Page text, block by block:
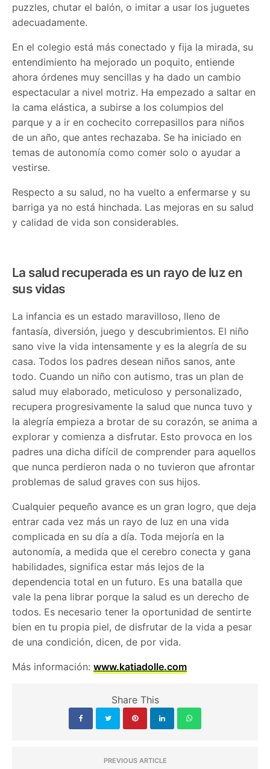
puzzles, chutar el balón, o imitar a usar los juguetes
adecuadamente.
En el colegio está más conectado y fija la mirada, su
entendimiento ha mejorado un poquito, entiende
ahora órdenes muy sencillas y ha dado un cambio
espectacular a nivel motriz. Ha empezado a saltar en
la cama elástica, a subirse a los columpios del
parque y a ir en cochecito correpasillos para niños
de un año, que antes rechazaba. Se ha iniciado en
temas de autonomía como comer solo o ayudar a
vestirse.
Respecto a su salud, no ha vuelto a enfermarse y su
barriga ya no está hinchada. Las mejoras en su salud
y calidad de vida son considerables.
La salud recuperada es un rayo de luz en
sus vidas
La infancia es un estado maravilloso, lleno de
fantasía, diversión, juego y descubrimientos. El niño
sano vive la vida intensamente y es la alegría de su
casa. Todos los padres desean niños sanos, ante
todo. Cuando un niño con autismo, tras un plan de
salud muy elaborado, meticuloso y personalizado,
recupera progresivamente la salud que nunca tuvo y
la alegría empieza a brotar de su corazón, se anima a
explorar y comienza a disfrutar. Esto provoca en los
padres una dicha difícil de comprender para aquellos
que nunca perdieron nada o no tuvieron que afrontar
problemas de salud graves con sus hijos.
Cualquier pequeño avance es un gran logro, que deja
entrar cada vez más un rayo de luz en una vida
complicada en su día a día. Toda mejoría en la
autonomía, a medida que el cerebro conecta y gana
habilidades, significa estar más lejos de la
dependencia total en un futuro. Es una batalla que
vale la pena librar porque la salud es un derecho de
todos. Es necesario tener la oportunidad de sentirte
bien en tu propia piel, de disfrutar de la vida a pesar
de una condición, dicen, de por vida.
Más información:www.katiadolle.com
Share This
PREVIOUS ARTICLE